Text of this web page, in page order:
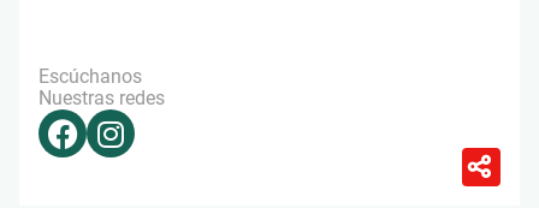
Escúchanos
Nuestras redes